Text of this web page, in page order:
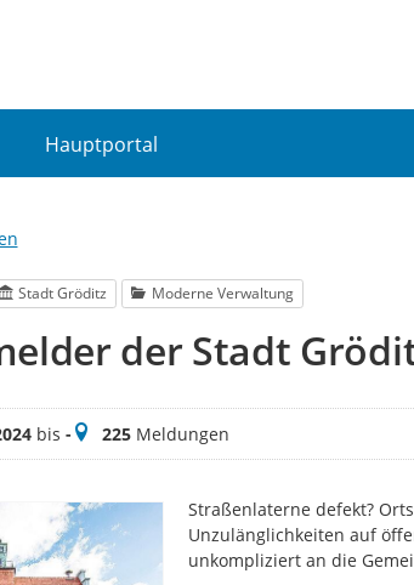
Hauptportal
Stadt Gröditz Moderne Verwaltung
der Stadt
bis -Meldungen
225Meldungen
Straßenlaterne defekt?
Unzulänglichkeiten auf
unkompliziert an die